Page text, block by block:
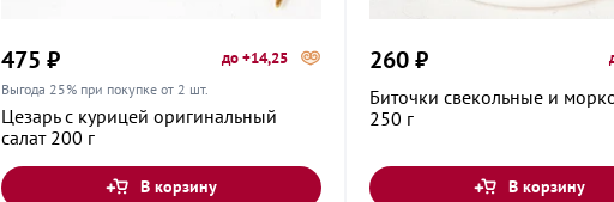
475 ₽ до +14,25
Выгода 25% при покупке от 2 шт.
Цезарь с курицей оригинальный
салат 200 г
В корзину
260 ₽
Биточки свекольные и
250 г
В корзину